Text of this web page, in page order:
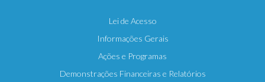
Lei de Acesso
Informações Gerais
Ações e Programas
Demonstrações Financeiras e Relatórios